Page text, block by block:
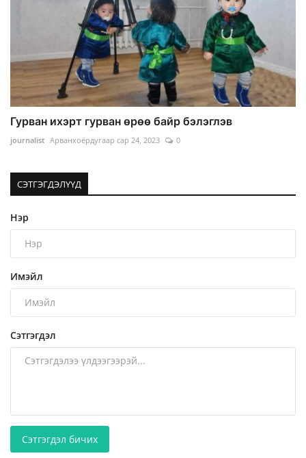
Гурван ихэрт гурван өрөө байр бэлэглэв
journalist Арванхоёрдугаар сар 24, 2023 0
СЭТГЭГДЭЛҮҮД
Нэр
Имэйл
Сэтгэгдэл
Сэтгэгдэл бичих